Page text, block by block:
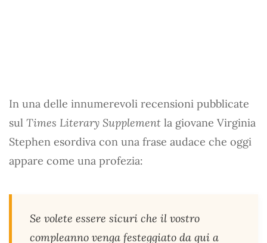
In una delle innumerevoli recensioni pubblicate
sul Times Literary Supplement la giovane Virginia
Stephen esordiva con una frase audace che oggi
appare come una profezia:
Se volete essere sicuri che il vostro
compleanno venga festeggiato da qui a